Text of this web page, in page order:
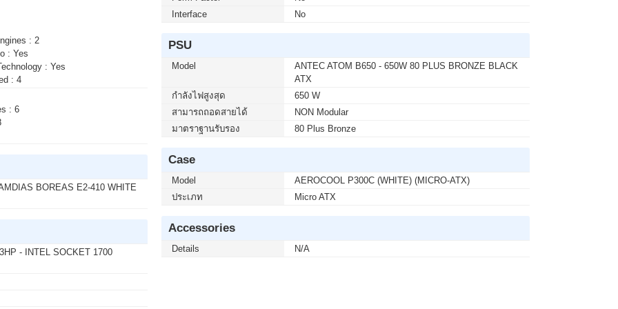
ท จากปกติ 3,950 บาท เหลือเพียง 2,900 บาท
ท จากปกติ 9,900 บาท เหลือเพียง 5,900 บาท
LS32FG502EEXXT 2K 180Hz G-SYNC-COM (1
017-4444
WIRELESS GRAPHITE (1 เซ็ต ต่อ 1 อัน)
จากปกติ 4,090 บาท เหลือเพียง 3,690 บาท
Eng Intl 1pk DSP OEI DVD (KW9-00632)(1 เซ็ต
: 2
: Yes
: Yes
: 4
: 6
BOREAS E2-410 WHITE
- INTEL SOCKET 1700
Interface
No
PSU
Model
ANTEC ATOM B650 - 650W 80 PLUS BRONZE BLACK
ATX
กำลังไฟสูงสุด
650 W
สามารถถอดสายได้
NON Modular
มาตราฐานรับรอง
80 Plus Bronze
Case
Model
AEROCOOL P300C (WHITE) (MICRO-ATX)
ประเภท
Micro ATX
Accessories
Details N/A